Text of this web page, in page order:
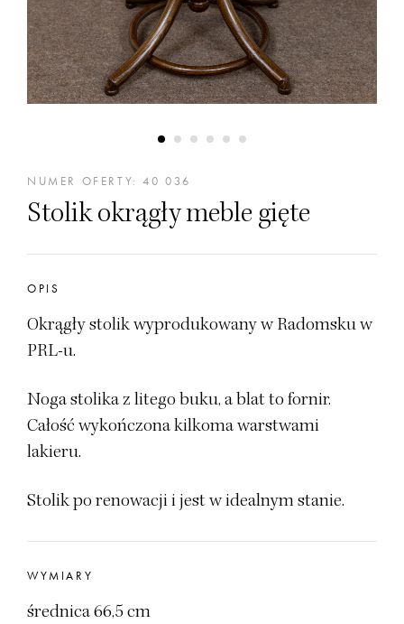
NUMER OFERTY: 40 036
Stolik okrągły meble gięte
OPIS
Okrągły stolik wyprodukowany w Radomsku w
PRL-u.
Noga stolika z litego buku, a blat to fornir.
Całość wykończona kilkoma warstwami
lakieru.
Stolik po renowacji i jest w idealnym stanie.
WYMIARY
średnica 66,5 cm